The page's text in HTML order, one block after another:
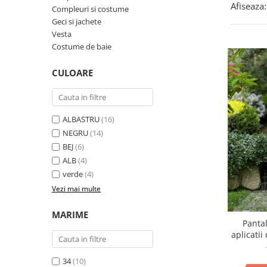
Costume de baieCompleuri si costume
Geci si jachete
Vesta
Costume de baie
CULOARE
ALBASTRU(16)
NEGRU(14)
BEJ(6)
ALB(4)
verde(4)
Vezi mai multe
MARIME
34(10)
Afiseaza:
aplicatii